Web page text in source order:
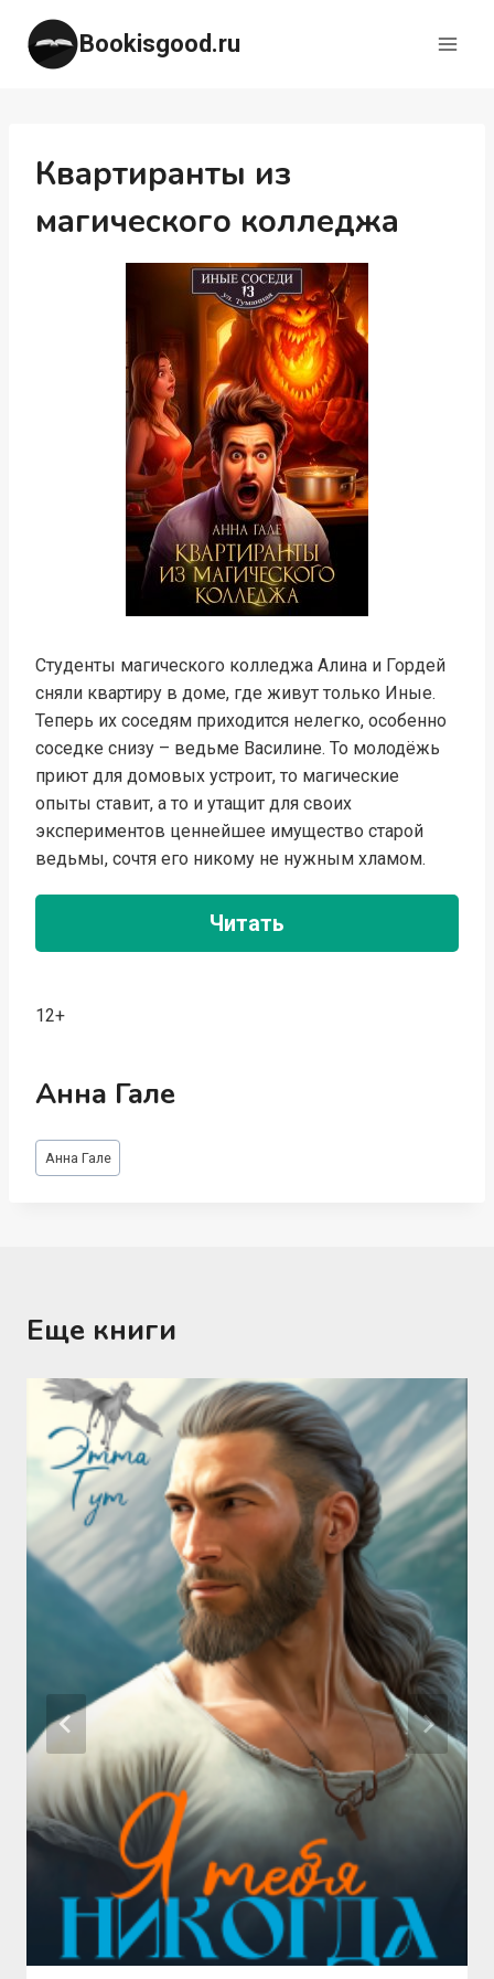
Перейти
содержимому
Bookisgood.ru
Квартиранты из
магического колледжа
Студенты магического колледжа Алина и Гордей
сняли квартиру в доме, где живут только Иные.
Теперь их соседям приходится нелегко, особенно
соседке снизу – ведьме Василине. То молодёжь
приют для домовых устроит, то магические
опыты ставит, а то и утащит для своих
экспериментов ценнейшее имущество старой
ведьмы, сочтя его никому не нужным хламом.
Читать
12+
Анна Гале
Метки
записи:
Анна Гале
Еще книги